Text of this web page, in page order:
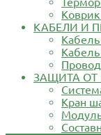
КАБЕЛИ И
Кабель
ЗАЩИТА ОТ
Кран